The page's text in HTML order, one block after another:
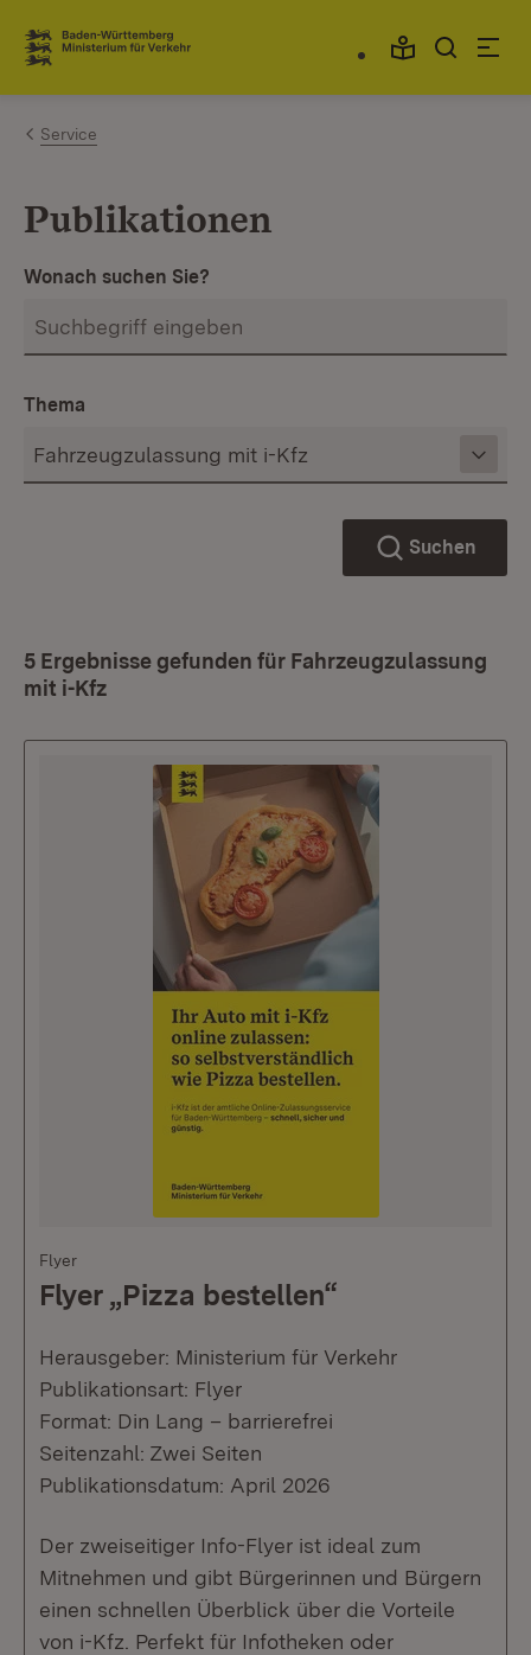
Zum Inhalt springen
Link zur Startseite
Service
Publikationen
Wonach suchen Sie?
Thema
Suchen
5 Ergebnisse gefunden für Fahrzeugzulassung
mit i-Kfz
Flyer
Flyer „Pizza bestellen“
Herausgeber: Ministerium für Verkehr
Publikationsart: Flyer
Format: Din Lang – barrierefrei
Seitenzahl: Zwei Seiten
Publikationsdatum: April 2026
Der zweiseitiger Info-Flyer ist ideal zum
Mitnehmen und gibt Bürgerinnen und Bürgern
einen schnellen Überblick über die Vorteile
von i-Kfz. Perfekt für Infotheken oder